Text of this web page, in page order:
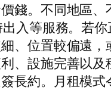
錢。不同地區
入等服務。若
、位置較偏遠
、設施完善以
長約。月租模